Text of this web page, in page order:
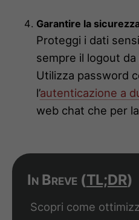
Garantire la
Proteggi i dati
sempre il logout
Utilizza password
l’autenticazione a
web chat che per
In Breve (TL;DR)
Scopri come